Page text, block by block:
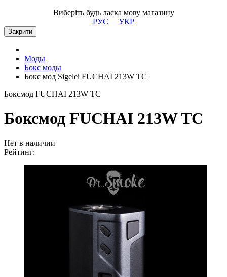
Виберіть будь ласка мову магазину
РУС
УКР
Закрити
Моды
Бокс моды
Бокс мод Sigelei FUCHAI 213W TC
Боксмод FUCHAI 213W TC
Боксмод FUCHAI 213W TC
Нет в наличии
Рейтинг: